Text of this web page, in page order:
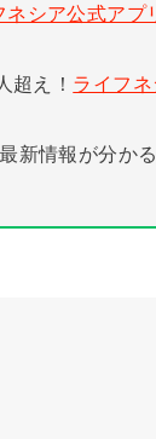
ネシア公式アプ
え！ ライフ
新情報が分かる